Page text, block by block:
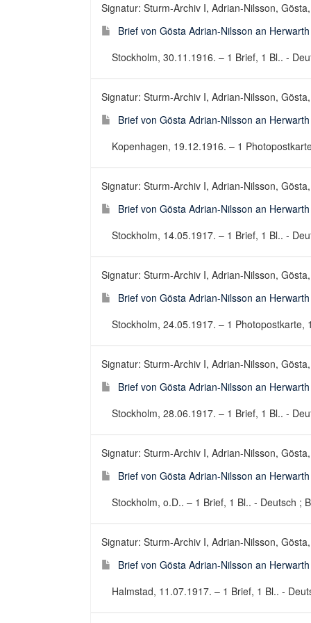
Signatur: Sturm-Archiv I, Adrian-Nilsson,
Brief von Gösta Adrian-Nilsson an
Stockholm, 30.11.1916. – 1 Brief, 1 Bl.. -
Signatur: Sturm-Archiv I, Adrian-Nilsson,
Brief von Gösta Adrian-Nilsson an
Kopenhagen, 19.12.1916. – 1
Signatur: Sturm-Archiv I, Adrian-Nilsson,
Brief von Gösta Adrian-Nilsson an
Stockholm, 14.05.1917. – 1 Brief, 1 Bl.. -
Signatur: Sturm-Archiv I, Adrian-Nilsson,
Brief von Gösta Adrian-Nilsson an
Stockholm, 24.05.1917. – 1
Signatur: Sturm-Archiv I, Adrian-Nilsson,
Brief von Gösta Adrian-Nilsson an
Stockholm, 28.06.1917. – 1 Brief, 1 Bl.. -
Signatur: Sturm-Archiv I, Adrian-Nilsson,
Brief von Gösta Adrian-Nilsson an
Stockholm, o.D.. – 1 Brief, 1 Bl.. - Deutsch ;
Signatur: Sturm-Archiv I, Adrian-Nilsson,
Brief von Gösta Adrian-Nilsson an
Halmstad, 11.07.1917. – 1 Brief, 1 Bl.. -